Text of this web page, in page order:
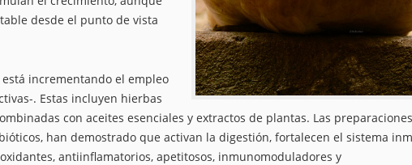
desde el punto de vista
incrementando el empleo
. Estas incluyen hierbas
con aceites esenciales y extractos de plantas. Las preparaciones
han demostrado que activan la digestión, fortalecen el sistema
antiinflamatorios, apetitosos, inmunomoduladores y